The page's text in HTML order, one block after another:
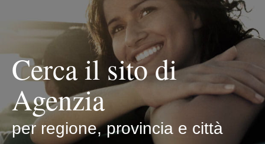
Cerca il sito di
Agenzia
per regione, provincia e città